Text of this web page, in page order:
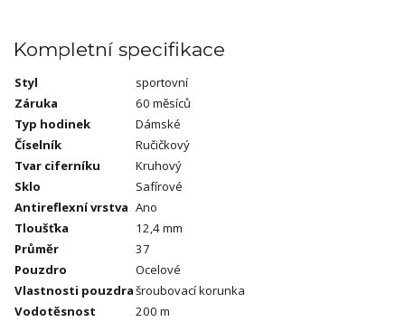
Kompletní specifikace
Styl
sportovní
Záruka
60 měsíců
Typ hodinek
Dámské
Číselník
Ručičkový
Tvar ciferníku
Kruhový
Sklo
Safírové
Antireflexní vrstva Ano
Tloušťka
12,4 mm
Průměr
37
Pouzdro
Ocelové
Vlastnosti pouzdrašroubovací korunka
Vodotěsnost
200 m